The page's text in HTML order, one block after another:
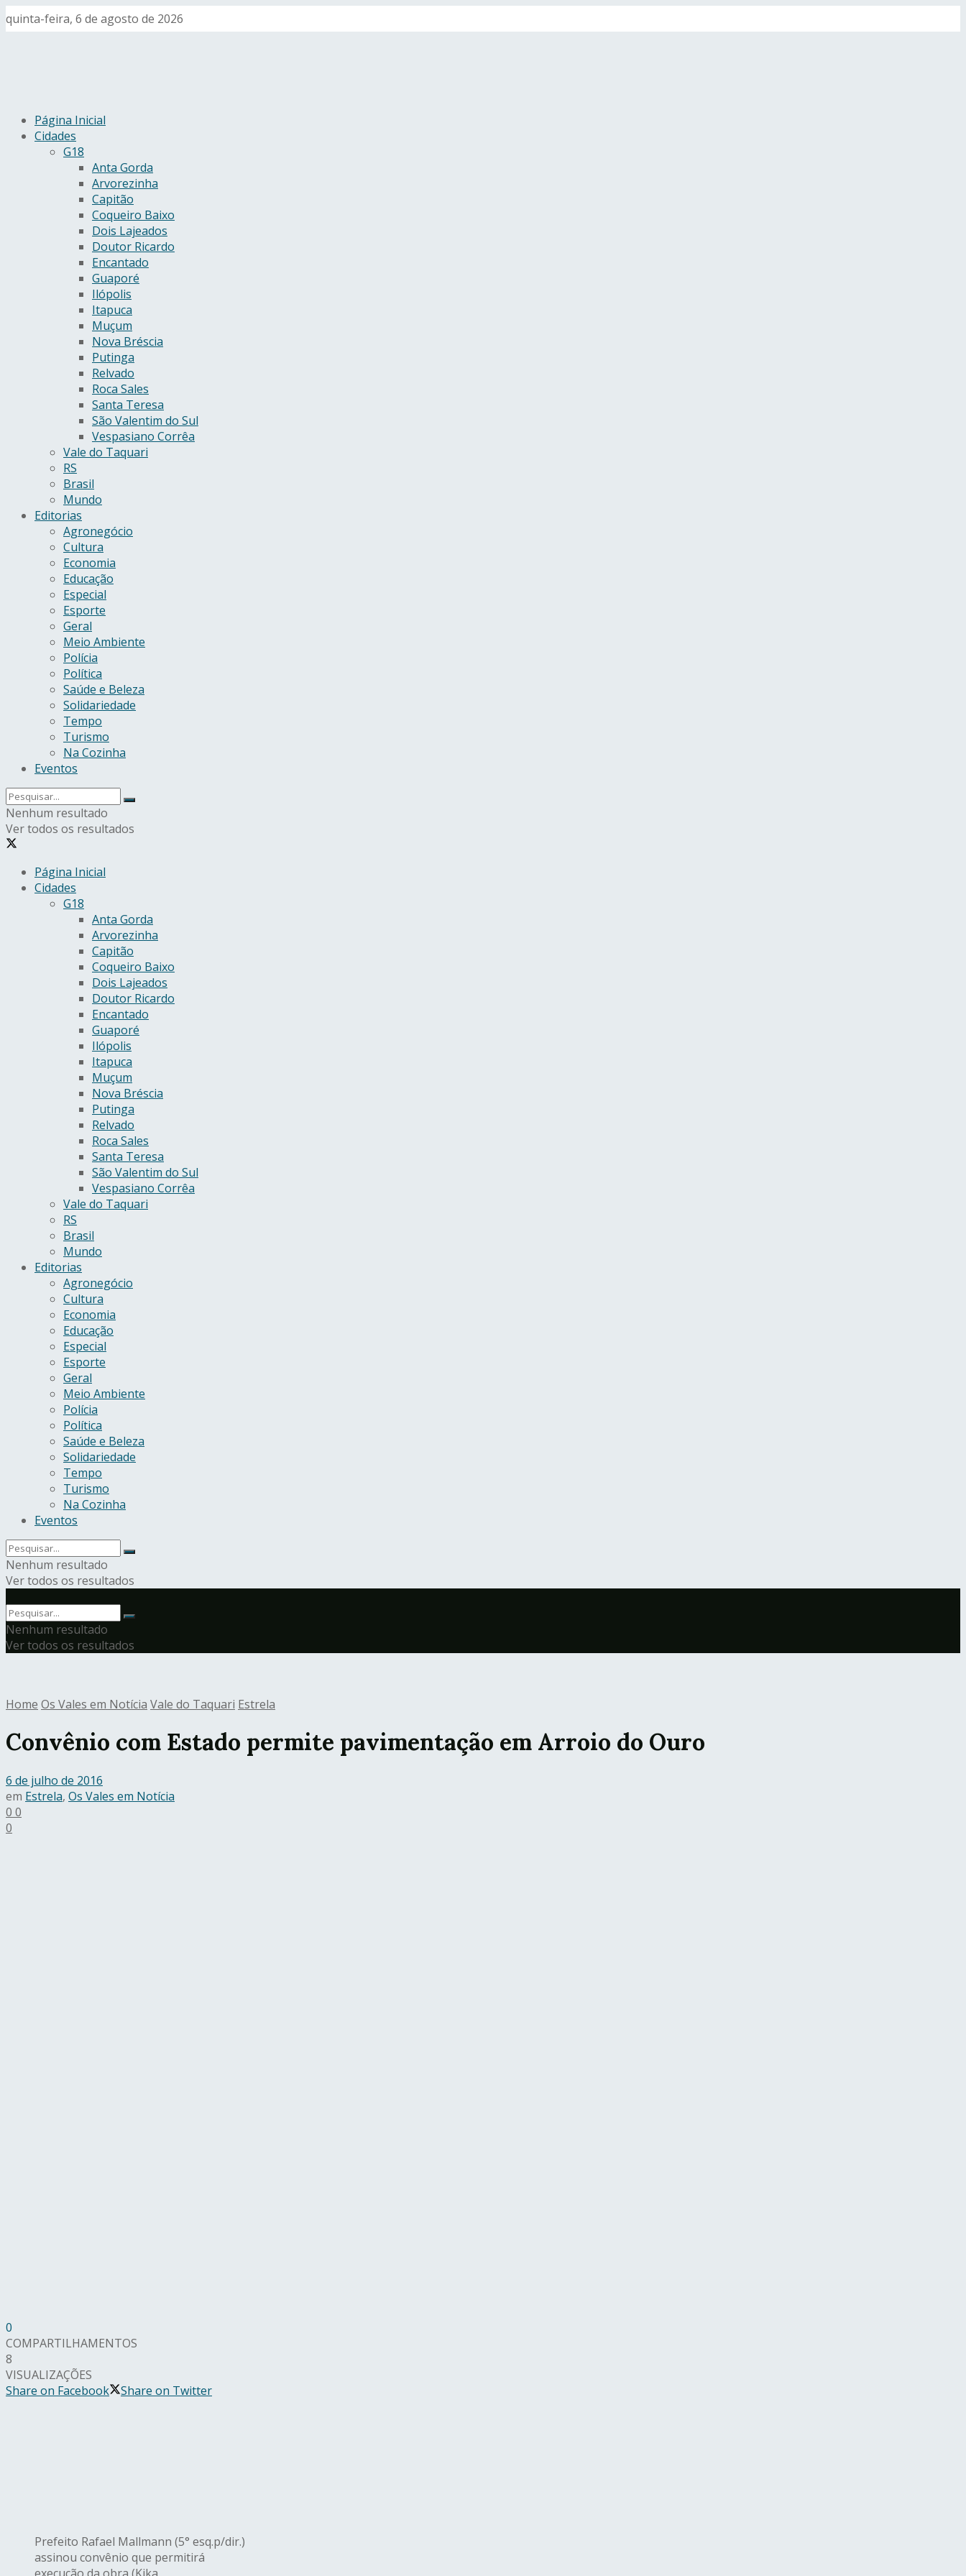
quinta-feira, 6 de agosto de 2026
Página Inicial
Cidades
G18
Anta Gorda
Arvorezinha
Capitão
Coqueiro Baixo
Dois Lajeados
Doutor Ricardo
Encantado
Guaporé
Ilópolis
Itapuca
Muçum
Nova Bréscia
Putinga
Relvado
Roca Sales
Santa Teresa
São Valentim do Sul
Vespasiano Corrêa
Vale do Taquari
RS
Brasil
Mundo
Editorias
Agronegócio
Cultura
Economia
Educação
Especial
Esporte
Geral
Meio Ambiente
Polícia
Política
Saúde e Beleza
Solidariedade
Tempo
Turismo
Na Cozinha
Eventos
Nenhum resultado
Ver todos os resultados
Página Inicial
Cidades
G18
Anta Gorda
Arvorezinha
Capitão
Coqueiro Baixo
Dois Lajeados
Doutor Ricardo
Encantado
Guaporé
Ilópolis
Itapuca
Muçum
Nova Bréscia
Putinga
Relvado
Roca Sales
Santa Teresa
São Valentim do Sul
Vespasiano Corrêa
Vale do Taquari
RS
Brasil
Mundo
Editorias
Agronegócio
Cultura
Economia
Educação
Especial
Esporte
Geral
Meio Ambiente
Polícia
Política
Saúde e Beleza
Solidariedade
Tempo
Turismo
Na Cozinha
Eventos
Nenhum resultado
Ver todos os resultados
Nenhum resultado
Ver todos os resultados
Home Os Vales em Notícia Vale do Taquari Estrela
Convênio com Estado permite pavimentação em Arroio do Ouro
6 de julho de 2016
em Estrela, Os Vales em Notícia
0 0
0
0
COMPARTILHAMENTOS
8
VISUALIZAÇÕES
Share on Facebook
Share on Twitter
Prefeito Rafael Mallmann (5° esq.p/dir.)
assinou convênio que permitirá